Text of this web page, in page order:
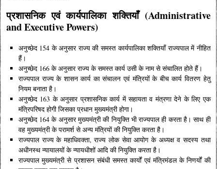
प्रशासनिक एवं कार्यपालिका शक्तियाँ (Administrative
and Executive Powers)
अनुच्छेद 154 के अनुसार राज्य की समस्त कार्यपालिका शक्तियाँ राज्यपाल में नीहित
हैं।
अनुच्छेद 166 के अनुसार राज्य के समस्त कार्य उसी के नाम से संचालित होते हैं।
राज्यपाल राज्य के शासन कार्य का संचालन एवं मंत्रियों के बीच कार्य वितरण हेतु
नियम बनाता है।
अनुच्छेद 163 के अनुसार प्रशासनिक कार्य में सहायता व मंत्रणा देने के लिए एक
मंत्रिपरिषद होगी जिसका प्रधान मुख्यमंत्री होगा।
अनुच्छेद 164 के अनुसार मुख्यमंत्री की नियुक्ति भी राज्यपाल ही करता है। साथ ही
वह मुख्यमंत्री के परामर्श से अन्य मंत्रियों की नियुक्ति करता है।
राज्यपाल राज्य के महाधिवक्ता, राज्य लोक सेवा आयोग के अध्यक्ष व सदस्य तथा
अधीनस्थ न्यायालयों के न्यायधीशों आदि की नियुक्ति करता है।
राज्यपाल मुख्यमंत्री से प्रशासन संबंधी समस्त कार्यों एवं मंत्रिमंडल के निणर्यों की